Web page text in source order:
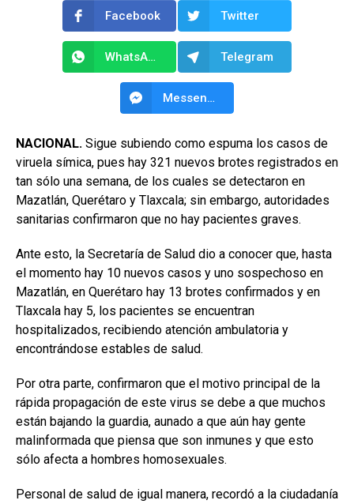
Facebook Twitter
WhatsApp Telegram
Messenger
NACIONAL. Sigue subiendo como espuma los casos de
viruela símica, pues hay 321 nuevos brotes registrados en
tan sólo una semana, de los cuales se detectaron en
Mazatlán, Querétaro y Tlaxcala; sin embargo, autoridades
sanitarias confirmaron que no hay pacientes graves.
Ante esto, la Secretaría de Salud dio a conocer que, hasta
el momento hay 10 nuevos casos y uno sospechoso en
Mazatlán, en Querétaro hay 13 brotes confirmados y en
Tlaxcala hay 5, los pacientes se encuentran
hospitalizados, recibiendo atención ambulatoria y
encontrándose estables de salud.
Por otra parte, confirmaron que el motivo principal de la
rápida propagación de este virus se debe a que muchos
están bajando la guardia, aunado a que aún hay gente
malinformada que piensa que son inmunes y que esto
sólo afecta a hombres homosexuales.
Personal de salud de igual manera, recordó a la ciudadanía